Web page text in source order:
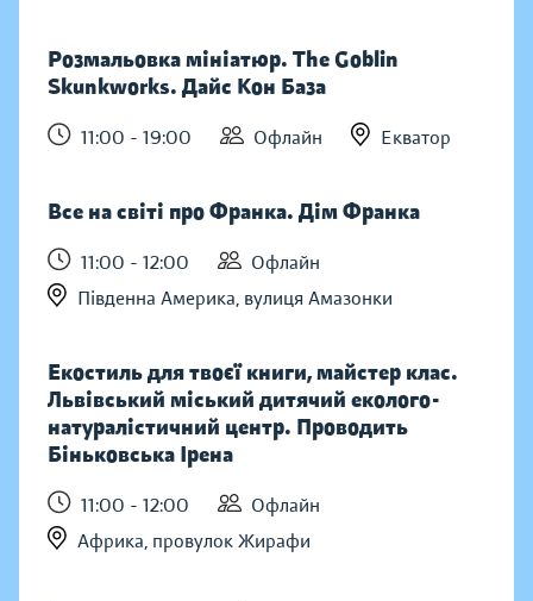
Розмальовка мініатюр. The Goblin
Skunkworks. Дайс Кон База
11:00 - 19:00 Офлайн Екватор
Все на світі про Франка. Дім Франка
11:00 - 12:00
Офлайн
Південна Америка, вулиця Амазонки
Екостиль для твоєї книги, майстер клас.
Львівський міський дитячий еколого-
натуралістичний центр. Проводить
Біньковська Ірена
11:00 - 12:00
Офлайн
Африка, провулок Жирафи